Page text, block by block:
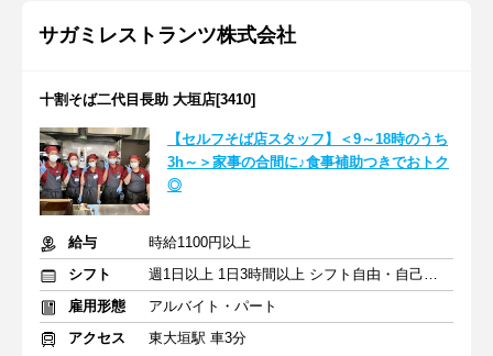
サガミレストランツ株式会社
十割そば二代目長助 大垣店[3410]
【セルフそば店スタッフ】＜9～18時のうち
3h～＞家事の合間に♪食事補助つきでおトク
◎
給与
時給1100円以上
シフト
週1日以上 1日3時間以上 シフト自由・自己申告
雇用形態
アルバイト・パート
アクセス
東大垣駅 車3分